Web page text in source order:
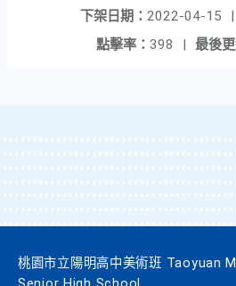
下架日期： 2022-04-15
|
最後
點擊率： 398 |
桃園市立陽明高中美術班 Taoyuan